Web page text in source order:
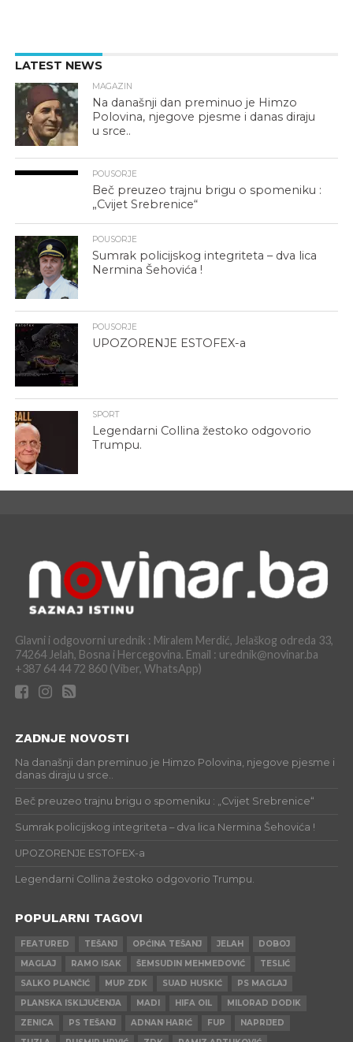
LATEST NEWS
MAGAZIN
Na današnji dan preminuo je Himzo
Polovina, njegove pjesme i danas diraju
u srce..
POUSORJE
Beč preuzeo trajnu brigu o spomeniku :
„Cvijet Srebrenice“
POUSORJE
Sumrak policijskog integriteta – dva lica
Nermina Šehovića !
POUSORJE
UPOZORENJE ESTOFEX-a
SPORT
Legendarni Collina žestoko odgovorio
Trumpu.
Glavni i odgovorni urednik : Miralem Merdić, Jelaškog odreda 33,
74264 Jelah, Bosna i Hercegovina. Email : urednik@novinar.ba
+387 64 44 72 860 (Viber, WhatsApp)
ZADNJE NOVOSTI
Na današnji dan preminuo je Himzo Polovina, njegove pjesme i
danas diraju u srce..
Beč preuzeo trajnu brigu o spomeniku : „Cvijet Srebrenice“
Sumrak policijskog integriteta – dva lica Nermina Šehovića !
UPOZORENJE ESTOFEX-a
Legendarni Collina žestoko odgovorio Trumpu.
POPULARNI TAGOVI
FEATURED TEŠANJ OPĆINA TEŠANJ JELAH
DOBOJ
MAGLAJ
RAMO ISAK ŠEMSUDIN MEHMEDOVIĆ
TESLIĆ
SALKO PLANČIĆ
MUP ZDK SUAD HUSKIĆ
PS MAGLAJ
PLANSKA ISKLJUČENJA
MADI HIFA OIL
MILORAD DODIK
ZENICA
PS TEŠANJ ADNAN HARIĆ FUP
NAPRIJED